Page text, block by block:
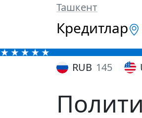
Ташкент
Кредитлар
RUB 145